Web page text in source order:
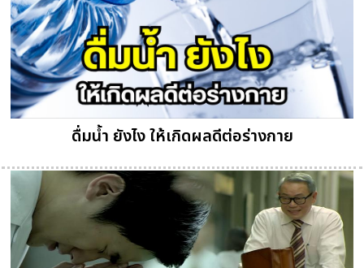
ดื่มน้ำ ยังไง ให้เกิดผลดีต่อร่างกาย